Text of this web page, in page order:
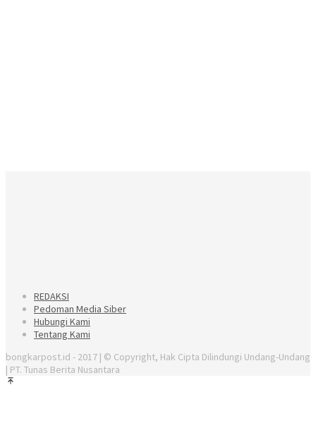
REDAKSI
Pedoman Media Siber
Hubungi Kami
Tentang Kami
bongkarpost.id - 2017 | © Copyright, Hak Cipta Dilindungi Undang-Undang
| PT. Tunas Berita Nusantara